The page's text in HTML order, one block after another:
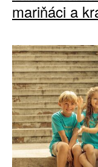
mariňáci a